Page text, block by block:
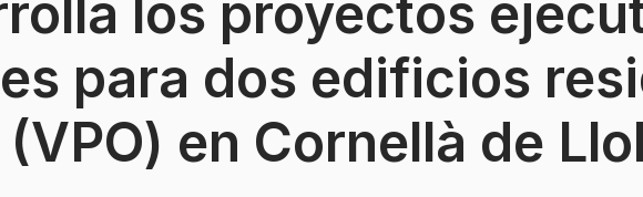
los proyectos
para dos edificios
en Cornellà de